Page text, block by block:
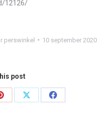
12126/
perswinkel 10 september 2020
post
Share
Share